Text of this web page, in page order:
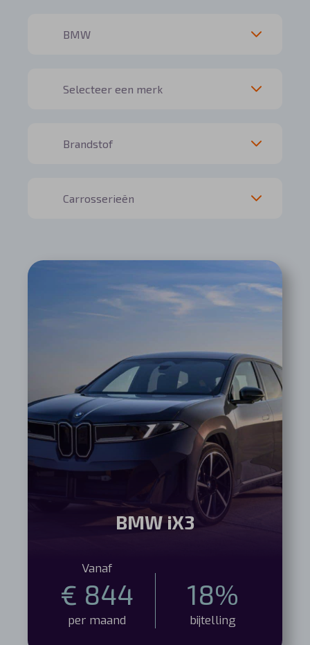
BMW iX3
Vanaf
€ 844
per maand
18%
bijtelling